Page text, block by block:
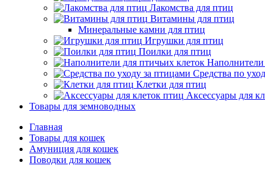
Лакомства для птиц
Витамины для птиц
Минеральные камни для птиц
Игрушки для птиц
Поилки для птиц
Наполнители
Средства по
Клетки для птиц
Аксессуары для
Товары для земноводных
Главная
Товары для кошек
Амуниция для кошек
Поводки для кошек